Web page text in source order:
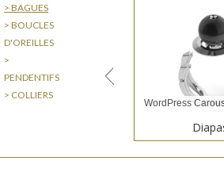
> BAGUES
> BOUCLES
D'OREILLES
>
PENDENTIFS
> COLLIERS
WordPress